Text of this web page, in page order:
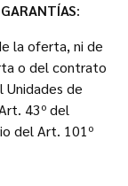
:
la oferta, ni de
o del contrato
Unidades de
43º del
del Art. 101º